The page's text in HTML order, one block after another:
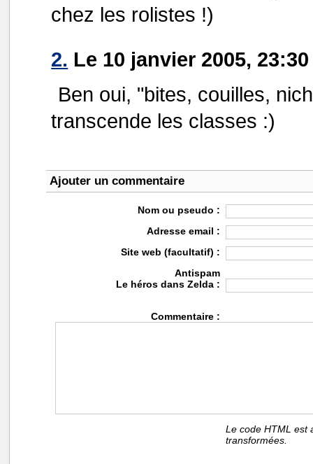
chez les rolistes !)
2. Le 10 janvier 2005,
Ben oui, "bites, couilles,
transcende les classes :)
Ajouter un commentaire
Nom ou pseudo :
Adresse email :
Site web (facultatif) :
Antispam
Le héros dans Zelda :
Commentaire :
Le code HTML est
transformées.